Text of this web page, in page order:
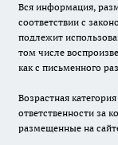
Вся информация,
соответствии с
подлежит
том числе
как с письменного
Возрастная
ответственности за
размещенные на